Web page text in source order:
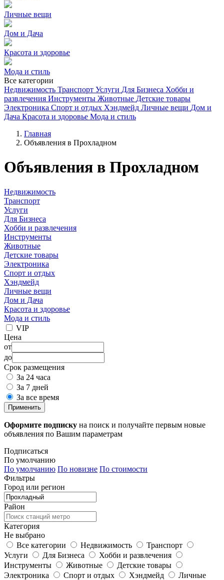
Личные вещи
Дом и Дача
Красота и здоровье
Мода и стиль
Все категории
Недвижимость Транспорт Услуги Для Бизнеса Хобби и
развлечения Инструменты Животные Детские товары
Электроника Спорт и отдых Хэндмейд Личные вещи Дом и
Дача Красота и здоровье Мода и стиль
Главная
Объявления в Прохладном
Объявления в Прохладном
Недвижимость
Транспорт
Услуги
Для Бизнеса
Хобби и развлечения
Инструменты
Животные
Детские товары
Электроника
Спорт и отдых
Хэндмейд
Личные вещи
Дом и Дача
Красота и здоровье
Мода и стиль
VIP
Цена
от
до
Срок размещения
За 24 часа
За 7 дней
За все время
Применить
Оформите подписку на поиск и получайте первым новые
объявления по Вашим параметрам
Подписаться
По умолчанию
По умолчанию По новизне По стоимости
Фильтры
Город или регион
Район
Категория
Не выбрано
Все категории
Недвижимость
Транспорт
Услуги
Для Бизнеса
Хобби и развлечения
Инструменты
Животные
Детские товары
Электроника
Спорт и отдых Хэндмейд
Личные